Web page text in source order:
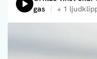
gas
+ 1